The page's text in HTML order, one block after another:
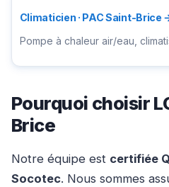
Climaticien · PAC Saint-Brice
Pompe à chaleur air/eau,
Pourquoi choisir
Brice
Notre équipe est certifiée
Socotec. Nous sommes